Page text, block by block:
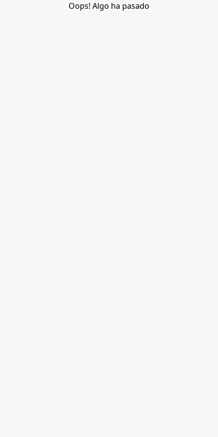
Oops! Algo ha pasado